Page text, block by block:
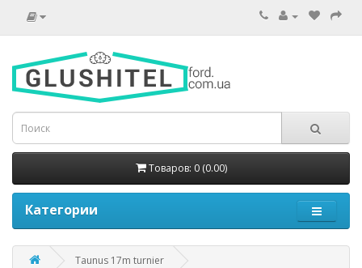
Товаров: 0 (0.00)
Категории
Taunus 17m turnier